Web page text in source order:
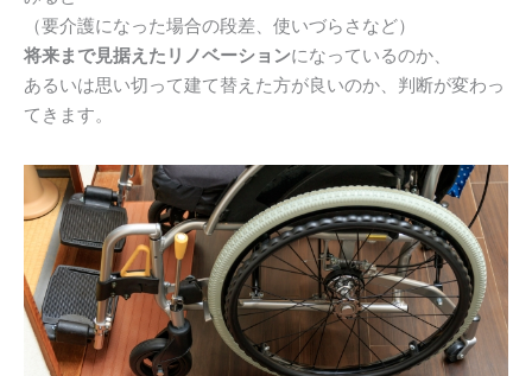
（要介護になった場合の段差、使いづらさなど）
将来まで見据えたリノベーションになっているのか、
あるいは思い切って建て替えた方が良いのか、判断が変わっ
てきます。